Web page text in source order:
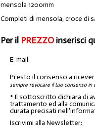
mensola 1200mm
Completi di mensola, croce di
Per il PREZZOinserisci
E-mail:
Presto il consenso a
sempre revocare il tuo consenso in
* Il sottoscritto dichiara di
trattamento ed alla
durata precisati
Iscrivimi alla Newsletter: